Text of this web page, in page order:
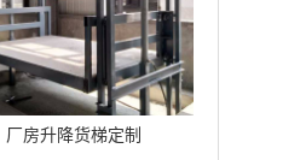
厂房升降货梯定制